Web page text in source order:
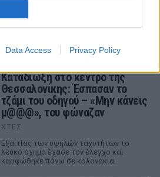
Data Access Privacy Policy
Μητέρα 43 ετών και ο 21χρονος γιος της
φορτηγό στην επαρχιακή οδό Αμφίπολης
– Δράμας, κοντά στην Παλαιοκώμη.
Καταδίωξη στο κέντρο της
Θεσσαλονίκης: Έσπασαν το
τζάμι του οδηγού – «Μην κάνεις
μ@@@», του φώναζαν
ΧΤΕΣ
Εξαιτίας των υψηλών ταχυτήτων το
λευκό όχημα έχασε τον έλεγχο και
καρφώθηκε πάνω σε κολονάκια.